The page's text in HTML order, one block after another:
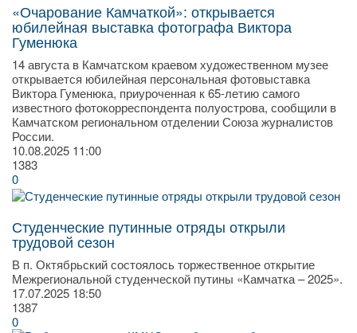
«Очарование Камчаткой»: открывается
юбилейная выставка фотографа Виктора
Гуменюка
14 августа в Камчатском краевом художественном музее
открывается юбилейная персональная фотовыставка
Виктора Гуменюка, приуроченная к 65-летию самого
известного фотокорреспондента полуострова, сообщили в
Камчатском региональном отделении Союза журналистов
России.
10.08.2025 11:00
1383
0
Студенческие путинные отряды открыли
трудовой сезон
В п. Октябрьский состоялось торжественное открытие
Межрегиональной студенческой путины «Камчатка – 2025».
17.07.2025 18:50
1387
0